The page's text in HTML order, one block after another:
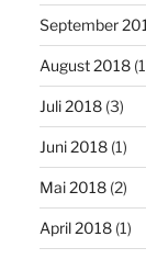
September
August 2018
Juli 2018(3)
Juni 2018(1)
Mai 2018(2)
April 2018(1)